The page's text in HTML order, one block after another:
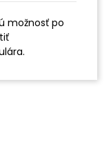
možnosť po